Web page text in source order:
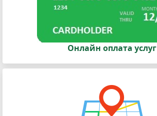
Онлайн оплата услуг